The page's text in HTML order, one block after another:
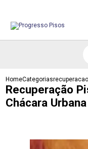
HomeCategorias
Recuperação
Chácara Urbana